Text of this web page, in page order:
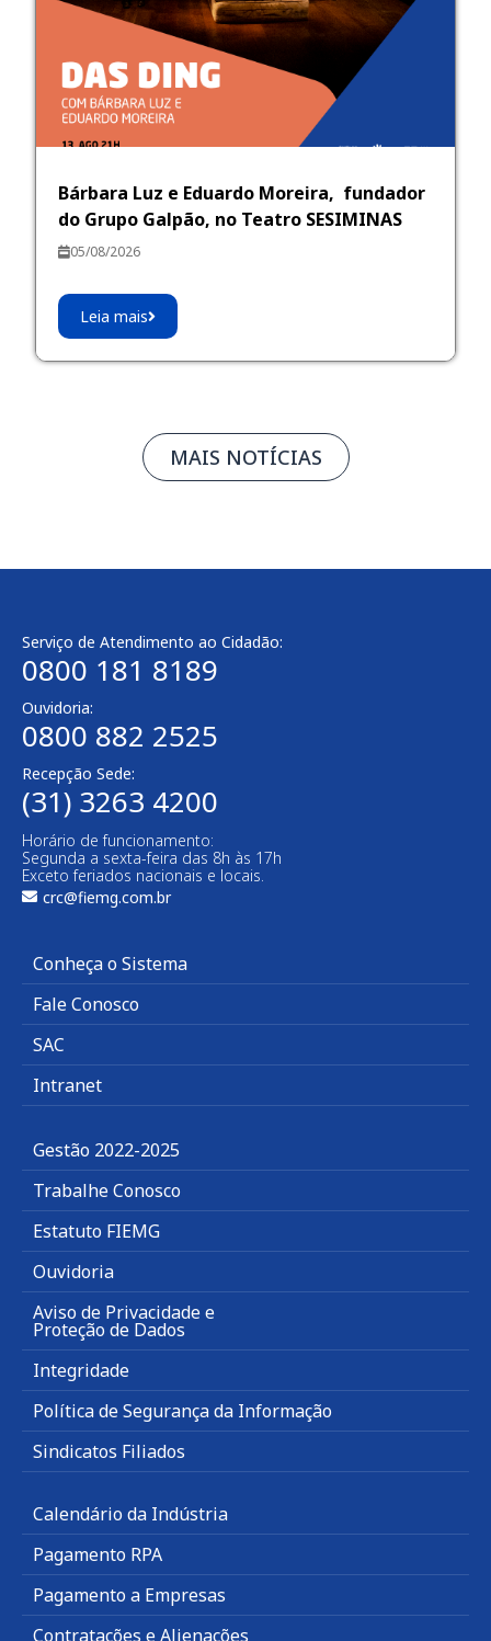
Bárbara Luz e Eduardo Moreira, fundador
do Grupo Galpão, no Teatro SESIMINAS
05/08/2026
Leia mais
MAIS NOTÍCIAS
Serviço de Atendimento ao Cidadão:
0800 181 8189
Ouvidoria:
0800 882 2525
Recepção Sede:
(31) 3263 4200
Horário de funcionamento:
Segunda a sexta-feira das 8h às 17h
Exceto feriados nacionais e locais.
crc@fiemg.com.br
Conheça o Sistema
Fale Conosco
SAC
Intranet
Gestão 2022-2025
Trabalhe Conosco
Estatuto FIEMG
Ouvidoria
Aviso de Privacidade e
Proteção de Dados
Integridade
Política de Segurança da Informação
Sindicatos Filiados
Calendário da Indústria
Pagamento RPA
Pagamento a Empresas
Contratações e Alienações